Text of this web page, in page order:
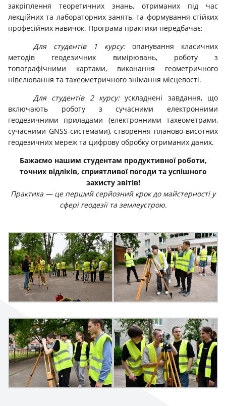
закріплення теоретичних знань, отриманих під час
лекційних та лабораторних занять, та формування стійких
професійних навичок. Програма практики передбачає:
Для студентів 1 курсу:опанування класичних
методів геодезичних вимірювань, роботу з
топографічними картами, виконання геометричного
нівелювання та тахеометричного знімання місцевості.
Для студентів 2 курсу:ускладнені завдання, що
включають роботу з сучасними електронними
геодезичними приладами (електронними тахеометрами,
сучасними GNSS-системами), створення планово-висотних
геодезичних мереж та цифрову обробку отриманих даних.
Бажаємо нашим студентам продуктивної роботи,
точних відліків, сприятливої погоди та успішного
захисту звітів!
Практика — це перший серйозний крок до майстерності у
сфері геодезії та землеустрою.